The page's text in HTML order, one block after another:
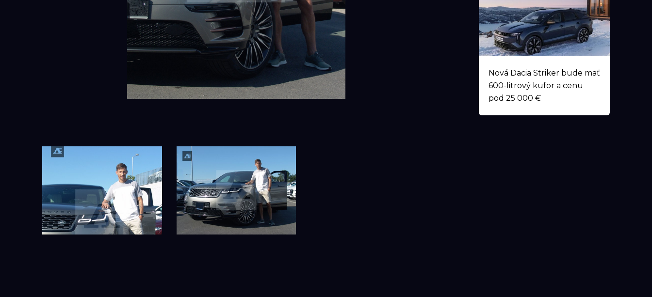
Nová Dacia Striker bude mať
600-litrový kufor a cenu
pod 25 000 €